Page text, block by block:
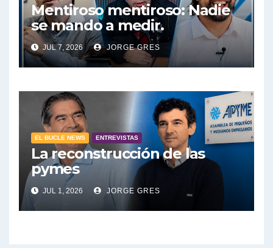
Mentiroso mentiroso: Nadie
se mando a medir.
JUL 7, 2026 JORGE GRES
EL BUCLE NEWS ENTREVISTAS
La reconstrucción de las
pymes
JUL 1, 2026 JORGE GRES